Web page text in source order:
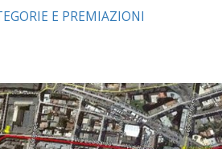
E PREMIAZIONI